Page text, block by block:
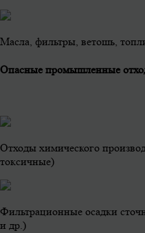
Масла, фильтры, ветошь,
Опасные промышленные
Отходы химического
токсичные)
Фильтрационные осадки
и др.)